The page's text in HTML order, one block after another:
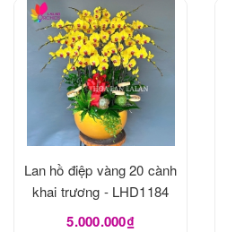
Lan hồ điệp vàng 20 cành
khai trương - LHD1184
5.000.000₫